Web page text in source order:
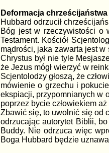
Deformacja chrześcijaństwa
Hubbard odrzucił
Bóg jest w rzeczywistości o
Testament. Kościół
mądrości, jaka zawarta jest
Chrystus był nie tyle
że Jezus mógł wierzyć w
Scjentolodzy głoszą, że
mówienie o grzechu i
ekspiacji, przypomnianych w
poprzez bycie człowiekiem
Zbawić się, to uwolnić się od
odrzucając autorytet Biblii,
Buddy. Nie odrzuca więc
Boga Hubbard będzie